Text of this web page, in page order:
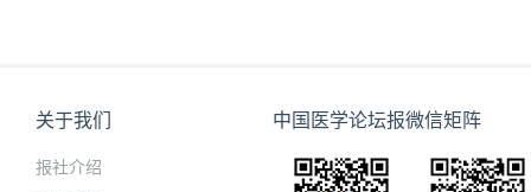
关于我们
报社介绍
中国医学论坛报微信矩阵